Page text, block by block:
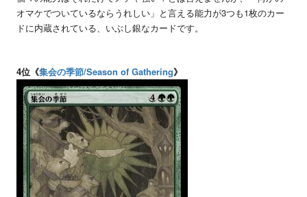
オマケでついているならうれしい」と言える能力が3つも1枚のカー
ドに内蔵されている、いぶし銀なカードです。
4位《集会の季節/Season of Gathering》